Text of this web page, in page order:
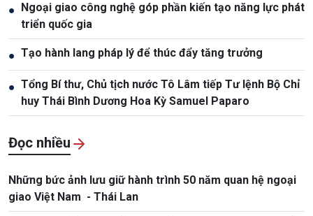
●
Ngoại giao công nghệ góp phần kiến tạo năng lực phát
triển quốc gia
● Tạo hành lang pháp lý để thúc đẩy tăng trưởng
● Tổng Bí thư, Chủ tịch nước Tô Lâm tiếp Tư lệnh Bộ Chỉ
huy Thái Bình Dương Hoa Kỳ Samuel Paparo
Đọc nhiều
Những bức ảnh lưu giữ hành trình 50 năm quan hệ ngoại
giao Việt Nam - Thái Lan